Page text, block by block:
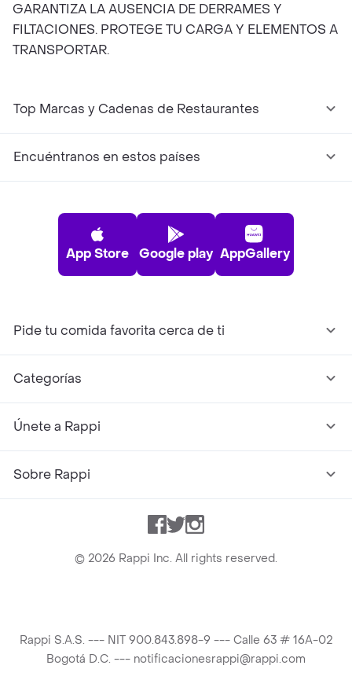
GARANTIZA LA AUSENCIA DE DERRAMES Y
FILTACIONES. PROTEGE TU CARGA Y ELEMENTOS A
TRANSPORTAR.
Top Marcas y Cadenas de Restaurantes
Encuéntranos en estos países
App Store Google play AppGallery
Pide tu comida favorita cerca de ti
Categorías
Únete a Rappi
Sobre Rappi
Facebook
TwitterInstagram
© 2026 Rappi Inc. All rights reserved.
Rappi S.A.S. --- NIT 900.843.898-9 --- Calle 63 # 16A-02
Bogotá D.C. --- notificacionesrappi@rappi.com